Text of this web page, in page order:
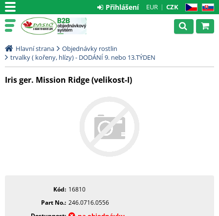
CZ SK
EUR CZK
Přihlášení
Hlavní strana
Objednávky rostlin
trvalky ( kořeny, hlízy) - DODÁNÍ 9. nebo 13.TÝDEN
Iris ger. Mission Ridge (velikost-I)
Kód 16810
Part No. 246.0716.0556